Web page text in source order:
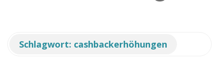
w
Schlagwort: cashbackerhöhungen